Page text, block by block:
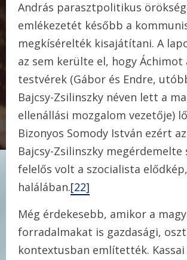
András parasztpolitikus
emlékezetét később a
megkísérelték kisajátítani. A
az sem kerülte el, hogy Áchimot
testvérek (Gábor és Endre,
Bajcsy-Zsilinszky néven lett a
ellenállási mozgalom vezetője)
Bizonyos Somody István ezért
Bajcsy-Zsilinszky
felelős volt a szocialista
halálában.[22]
Még érdekesebb, amikor a
forradalmakat is gazdasági,
kontextusban említették. Kassai